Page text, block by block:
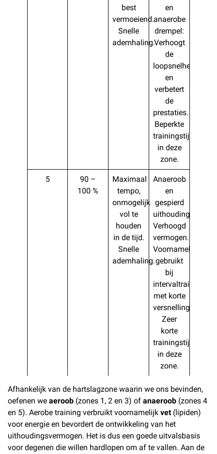
best
vermoeiend.
Snelle
ademhaling.
en
anaerobe
drempel:
Verhoogt
de
loopsnelheid
en
verbetert
de
prestaties.
Beperkte
trainingstijd
in deze
zone.
5
90 –
100 %
Maximaal
tempo,
onmogelijk
vol te
houden
in de tijd.
Snelle
ademhaling.
Anaeroob
en
gespierd
Verhoogd
vermogen.
Voornamelijk
gebruikt
bij
intervaltraining
met korte
Zeer
korte
trainingstijd
in deze
zone.
Afhankelijk van de hartslagzone waarin we ons bevinden,
oefenen we aeroob (zones 1, 2 en 3) of anaeroob (zones 4
en 5). Aerobe training verbruikt voornamelijk vet(lipiden)
voor energie en bevordert de ontwikkeling van het
uithoudingsvermogen. Het is dus een goede uitvalsbasis
voor degenen die willen hardlopen om af te vallen. Aan de